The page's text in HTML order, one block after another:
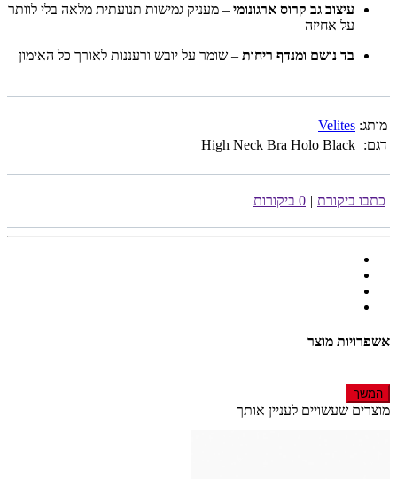
עיצוב גב קרוס ארגונומי – מעניק גמישות תנועתית מלאה בלי לוותר
על אחיזה
בד נושם ומנדף ריחות – שומר על יובש ורעננות לאורך כל האימון
מותג: Velites
דגם: High Neck Bra Holo Black
כתבו ביקורת | 0 ביקורות
אשפרויות מוצר
המשך
מוצרים שעשויים לעניין אותך